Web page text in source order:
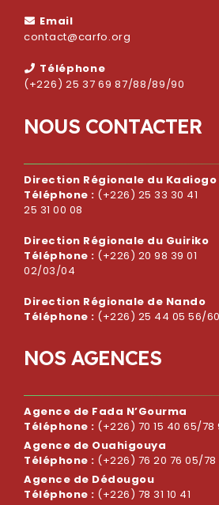
Email
contact@carfo.org
Téléphone
(+226) 25 37 69 87/88/89/90
NOUS CONTACTER
Direction Régionale du Kadiogo
Téléphone : (+226) 25 33 30 41
25 31 00 08
Direction Régionale du Guiriko
Téléphone : (+226) 20 98 39 01
02/03/04
Direction Régionale de Nando
Téléphone : (+226) 25 44 05 56/60
NOS AGENCES
Agence de Fada N’Gourma
Téléphone : (+226) 70 15 40 65/78
Agence de Ouahigouya
Téléphone : (+226) 76 20 76 05/78
Agence de Dédougou
Téléphone : (+226) 78 31 10 41